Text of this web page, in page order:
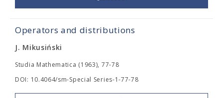
Operators and distributions
J. Mikusiński
Studia Mathematica (1963), 77-78
DOI: 10.4064/sm-Special Series-1-77-78